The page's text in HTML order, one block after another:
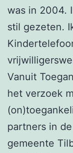
was in 2004.
stil gezeten.
Vanuit
het verzoek
partners in
gemeente